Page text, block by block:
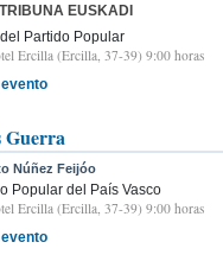
EUSKADI
Partido Popular
Ercilla (Ercilla, 37-39) 9:00 horas
Guerra
Núñez Feijóo
Popular del País Vasco
Ercilla (Ercilla, 37-39) 9:00 horas